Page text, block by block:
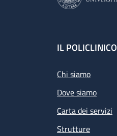
Footer
IL POLICLINICO
Chi siamo
Dove siamo
Carta dei servizi
Strutture